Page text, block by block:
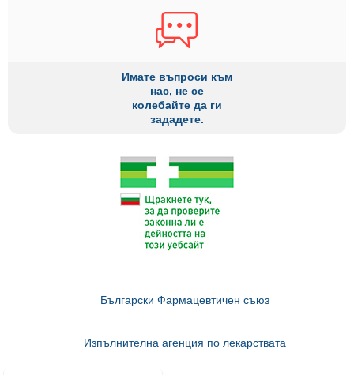
Имате въпроси към
нас, не се
колебайте да ги
зададете.
Български Фармацевтичен съюз
Изпълнителна агенция по лекарствата